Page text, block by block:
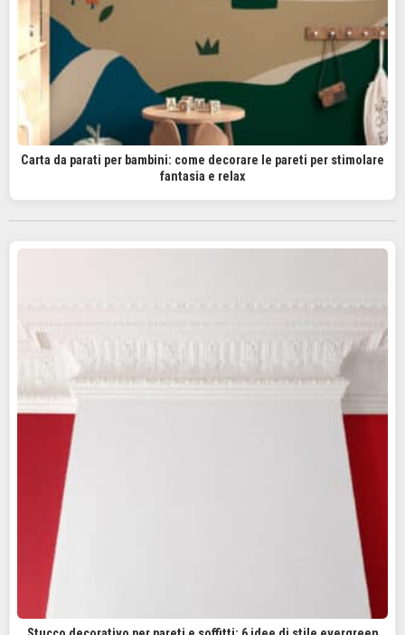
Carta da parati per bambini: come decorare le pareti per stimolare
fantasia e relax